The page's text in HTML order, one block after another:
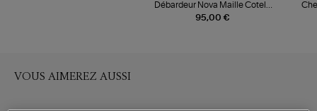
95,00 €
Débardeur Nova Maille Cotelé
Blanc
VOUS AIMEREZ AUSSI